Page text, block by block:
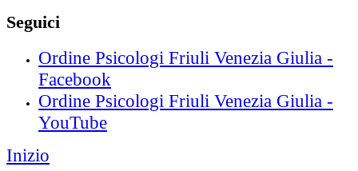
Seguici
Ordine Psicologi Friuli Venezia Giulia -
Facebook
Ordine Psicologi Friuli Venezia Giulia -
YouTube
Inizio